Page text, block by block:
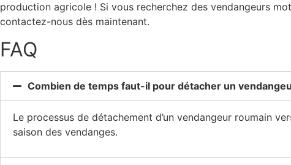
production agricole ! Si vous recherchez des vendangeurs
contactez-nous dès maintenant.
FAQ
Combien de temps faut-il pour détacher un
Le processus de détachement d’un vendangeur roumain
saison des vendanges.